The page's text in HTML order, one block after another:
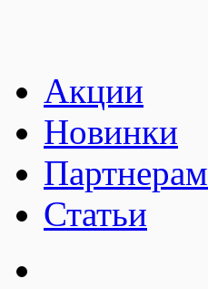
Акции
Новинки
Партнерам
Статьи